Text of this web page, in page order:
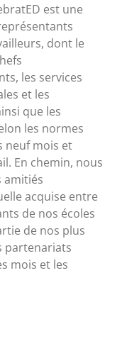
est une
dont le
les services
et les
que les
les normes
neuf mois et
En chemin, nous
amitiés
acquise entre
de nos écoles
de nos plus
partenariats
mois et les